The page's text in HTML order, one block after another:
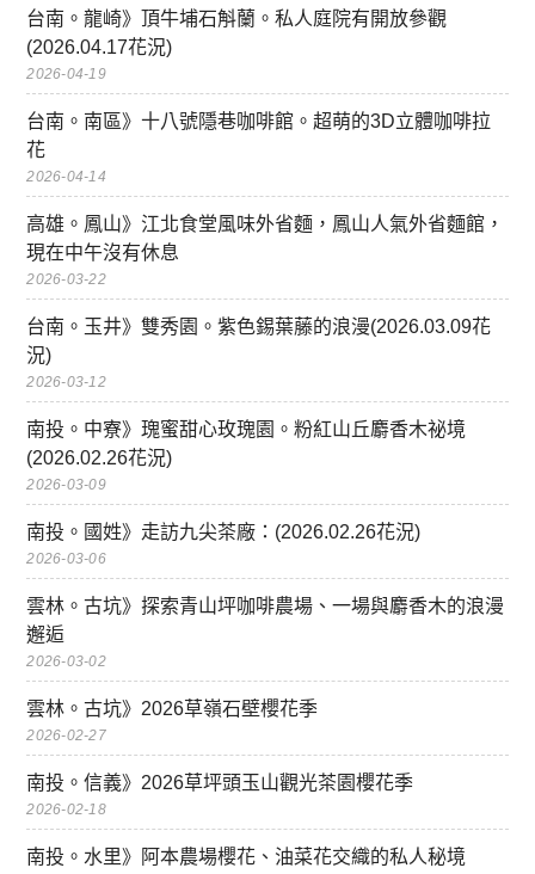
台南。龍崎》頂牛埔石斛蘭。私人庭院有開放參觀
(2026.04.17花況)
2026-04-19
台南。南區》十八號隱巷咖啡館。超萌的3D立體咖啡拉
花
2026-04-14
高雄。鳳山》江北食堂風味外省麵，鳳山人氣外省麵館，
現在中午沒有休息
2026-03-22
台南。玉井》雙秀園。紫色錫葉藤的浪漫(2026.03.09花
況)
2026-03-12
南投。中寮》瑰蜜甜心玫瑰園。粉紅山丘麝香木祕境
(2026.02.26花況)
2026-03-09
南投。國姓》走訪九尖茶廠：(2026.02.26花況)
2026-03-06
雲林。古坑》探索青山坪咖啡農場、一場與麝香木的浪漫
邂逅
2026-03-02
雲林。古坑》2026草嶺石壁櫻花季
2026-02-27
南投。信義》2026草坪頭玉山觀光茶園櫻花季
2026-02-18
南投。水里》阿本農場櫻花、油菜花交織的私人秘境